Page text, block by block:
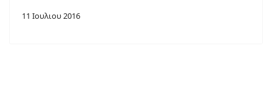
11 Ιουλιου 2016